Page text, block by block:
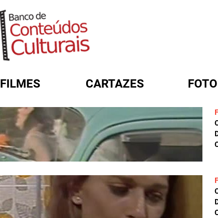
FILMES CARTAZES
FORMULÁRIO DE BUSCA